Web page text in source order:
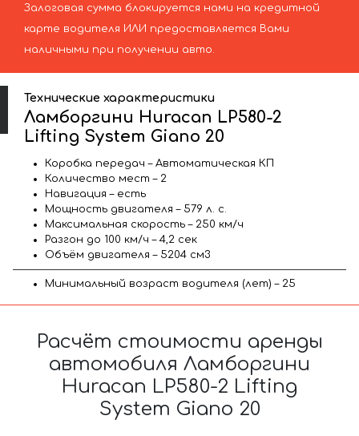
Залоговая сумма блокируется нами на кредитной
карте водителя ИЛИ предоставляется Вами
наличными при получении авто.
Технические характеристики
Ламборгини Huracan LP580-2
Lifting System Giano 20
Коробка передач – Автоматическая КП
Количество мест – 2
Навигация – есть
Мощность двигателя – 579 л. с.
Максимальная скорость – 250 км/ч
Разгон до 100 км/ч – 4,2 сек
Объём двигателя – 5204 см3
Минимальный возраст водителя (лет) – 25
Расчёт стоимости аренды
автомобиля Ламборгини
Huracan LP580-2 Lifting
System Giano 20